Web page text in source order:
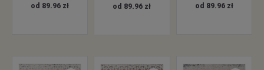
od 89.96 zł od 89.96 zł od 89.96 zł